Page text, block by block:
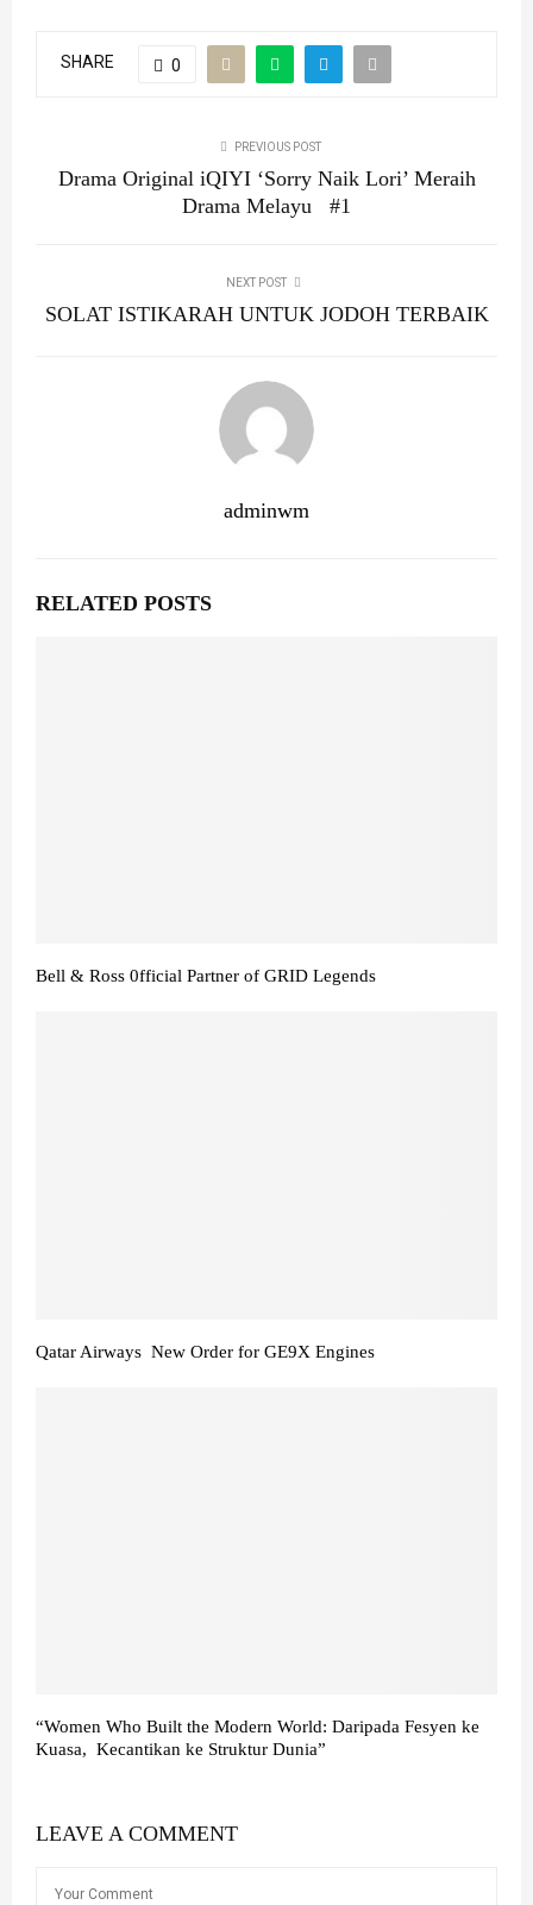
SHARE 0
PREVIOUS POST
Drama Original iQIYI ‘Sorry Naik Lori’ Meraih
Drama Melayu #1
NEXT POST
SOLAT ISTIKARAH UNTUK JODOH TERBAIK
adminwm
RELATED POSTS
Bell & Ross 0fficial Partner of GRID Legends
Qatar Airways New Order for GE9X Engines
“Women Who Built the Modern World: Daripada Fesyen ke
Kuasa, Kecantikan ke Struktur Dunia”
LEAVE A COMMENT